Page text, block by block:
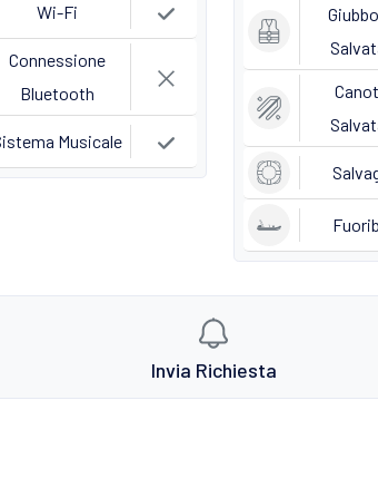
Wi-Fi
Connessione
Bluetooth
Musicale
Invia Richiesta